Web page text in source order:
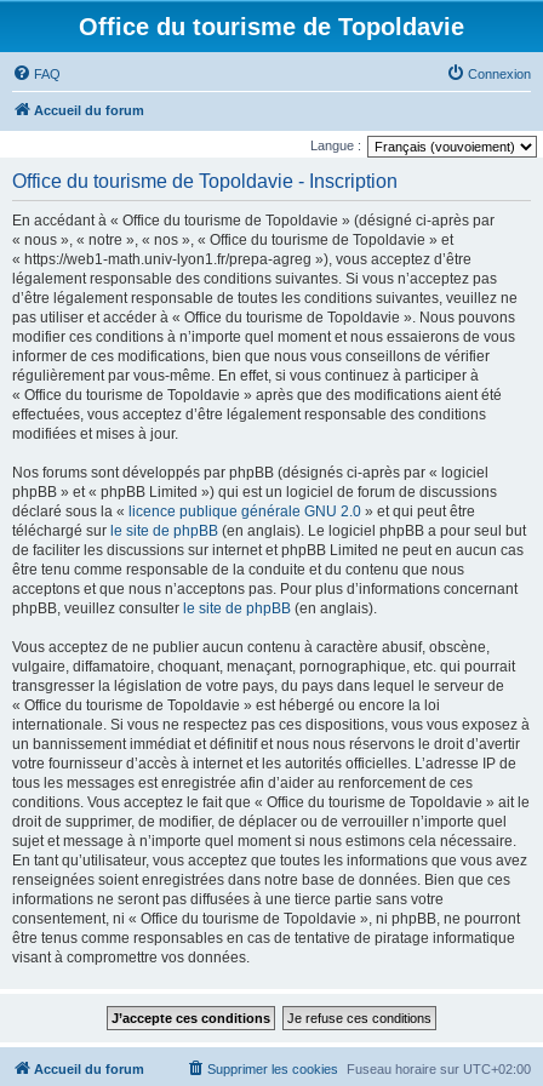
Office du tourisme de Topoldavie
FAQ Connexion
Accueil du forum
Langue :
Office du tourisme de Topoldavie - Inscription
En accédant à « Office du tourisme de Topoldavie » (désigné ci-après par
« nous », « notre », « nos », « Office du tourisme de Topoldavie » et
« https://web1-math.univ-lyon1.fr/prepa-agreg »), vous acceptez d’être
légalement responsable des conditions suivantes. Si vous n’acceptez pas
d’être légalement responsable de toutes les conditions suivantes, veuillez ne
pas utiliser et accéder à « Office du tourisme de Topoldavie ». Nous pouvons
modifier ces conditions à n’importe quel moment et nous essaierons de vous
informer de ces modifications, bien que nous vous conseillons de vérifier
régulièrement par vous-même. En effet, si vous continuez à participer à
« Office du tourisme de Topoldavie » après que des modifications aient été
effectuées, vous acceptez d’être légalement responsable des conditions
modifiées et mises à jour.
Nos forums sont développés par phpBB (désignés ci-après par « logiciel
phpBB » et « phpBB Limited ») qui est un logiciel de forum de discussions
déclaré sous la « licence publique générale GNU 2.0 » et qui peut être
téléchargé sur le site de phpBB (en anglais). Le logiciel phpBB a pour seul but
de faciliter les discussions sur internet et phpBB Limited ne peut en aucun cas
être tenu comme responsable de la conduite et du contenu que nous
acceptons et que nous n’acceptons pas. Pour plus d’informations concernant
phpBB, veuillez consulter le site de phpBB (en anglais).
Vous acceptez de ne publier aucun contenu à caractère abusif, obscène,
vulgaire, diffamatoire, choquant, menaçant, pornographique, etc. qui pourrait
transgresser la législation de votre pays, du pays dans lequel le serveur de
« Office du tourisme de Topoldavie » est hébergé ou encore la loi
internationale. Si vous ne respectez pas ces dispositions, vous vous exposez à
un bannissement immédiat et définitif et nous nous réservons le droit d’avertir
votre fournisseur d’accès à internet et les autorités officielles. L’adresse IP de
tous les messages est enregistrée afin d’aider au renforcement de ces
conditions. Vous acceptez le fait que « Office du tourisme de Topoldavie » ait le
droit de supprimer, de modifier, de déplacer ou de verrouiller n’importe quel
sujet et message à n’importe quel moment si nous estimons cela nécessaire.
En tant qu’utilisateur, vous acceptez que toutes les informations que vous avez
renseignées soient enregistrées dans notre base de données. Bien que ces
informations ne seront pas diffusées à une tierce partie sans votre
consentement, ni « Office du tourisme de Topoldavie », ni phpBB, ne pourront
être tenus comme responsables en cas de tentative de piratage informatique
visant à compromettre vos données.
Accueil du forum Fuseau horaire sur UTC+02:00
Supprimer les cookies